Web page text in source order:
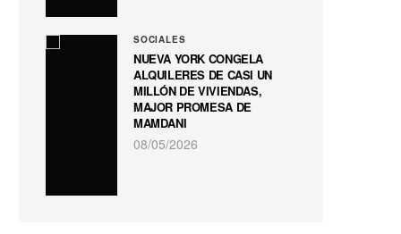
SOCIALES
NUEVA YORK CONGELA
ALQUILERES DE CASI UN
MILLÓN DE VIVIENDAS,
MAJOR PROMESA DE
MAMDANI
08/05/2026